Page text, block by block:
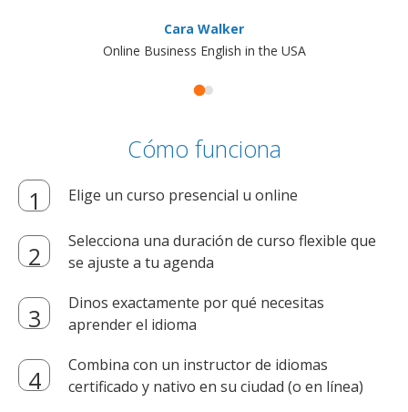
Cara Walker
Online Business English in the USA
Cómo funciona
Elige un curso presencial u online
Selecciona una duración de curso flexible que
se ajuste a tu agenda
Dinos exactamente por qué necesitas
aprender el idioma
Combina con un instructor de idiomas
certificado y nativo en su ciudad (o en línea)